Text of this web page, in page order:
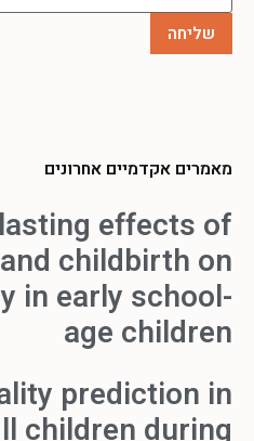
מאמרים אקדמיים אחרונים
effects of
childbirth on
in early school-
age children
prediction in
children during